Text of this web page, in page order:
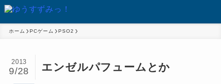
ホーム PCゲーム PSO2
エンゼルパフュームとか
2013
9/28